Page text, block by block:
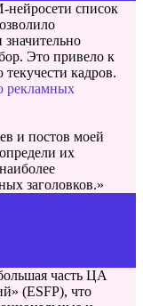
список
Это привело к
кадров.
рекламных
и постов моей
их
заголовков.»
часть ЦА
(ESFP), что